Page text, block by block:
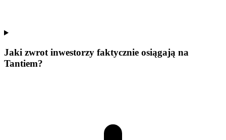
Jaki zwrot inwestorzy faktycznie osiągają na
Tantiem?